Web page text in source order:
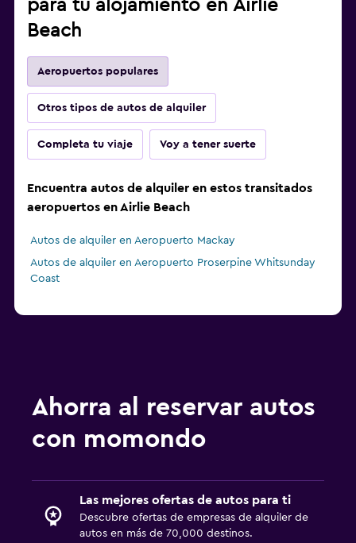
para tu alojamiento en Airlie
Beach
Aeropuertos populares
Otros tipos de autos de alquiler
Completa tu viaje Voy a tener suerte
Encuentra autos de alquiler en estos transitados
aeropuertos en Airlie Beach
Autos de alquiler en Aeropuerto Mackay
Autos de alquiler en Aeropuerto Proserpine Whitsunday
Coast
Ahorra al reservar autos
con momondo
Las mejores ofertas de autos para ti
Descubre ofertas de empresas de alquiler de
autos en más de 70,000 destinos.